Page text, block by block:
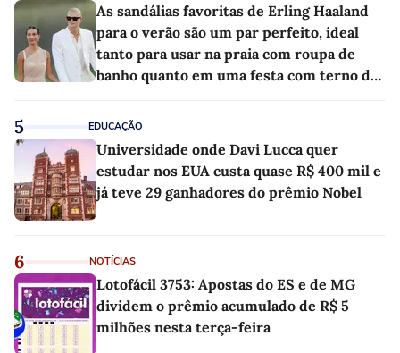
As sandálias favoritas de Erling Haaland
para o verão são um par perfeito, ideal
tanto para usar na praia com roupa de
banho quanto em uma festa com terno de
5 EDUCAÇÃO
Universidade onde Davi Lucca quer
estudar nos EUA custa quase R$ 400 mil e
já teve 29 ganhadores do prêmio Nobel
6 NOTÍCIAS
Lotofácil 3753: Apostas do ES e de MG
dividem o prêmio acumulado de R$ 5
milhões nesta terça-feira